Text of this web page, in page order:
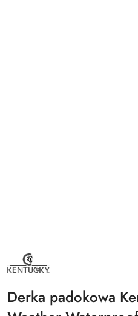
NAZWA
PRODUCENTA:
KENTUCKY
Derka padokowa